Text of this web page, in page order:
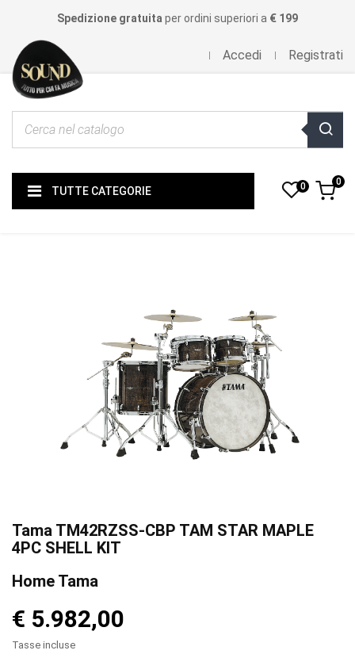
Spedizione gratuita per ordini superiori a € 199
Accedi Registrati
TUTTE CATEGORIE 0 0
Tama TM42RZSS-CBP TAM STAR MAPLE
4PC SHELL KIT
Home Tama
€ 5.982,00
Tasse incluse